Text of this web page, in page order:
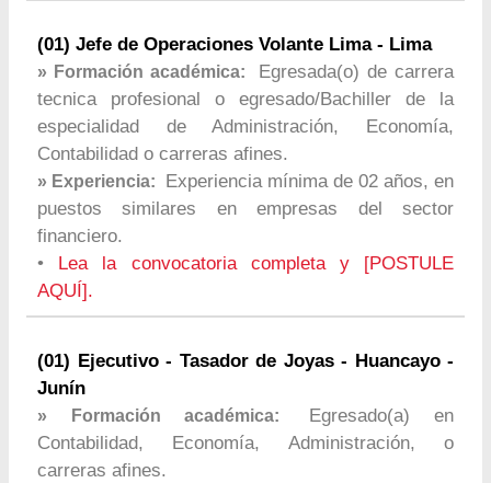
(01) Jefe de Operaciones Volante Lima - Lima
» Formación académica:
Egresada(o) de carrera
tecnica profesional o egresado/Bachiller de la
especialidad de Administración, Economía,
Contabilidad o carreras afines.
» Experiencia:
Experiencia mínima de 02 años, en
puestos similares en empresas del sector
financiero.
•
Lea la convocatoria completa y [POSTULE
AQUÍ].
(01) Ejecutivo - Tasador de Joyas - Huancayo -
Junín
» Formación académica:
Egresado(a) en
Contabilidad, Economía, Administración, o
carreras afines.